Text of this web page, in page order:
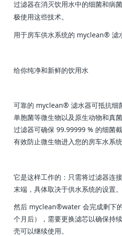
过滤器在消灭饮用水中的细菌和病
极使用这些技术。
用于房车供水系统的 myclean® 滤
给你纯净和新鲜的饮用水
可靠的 myclean® 滤水器可抵抗细
单胞菌等微生物以及原生动物和真
过滤器可确保 99.99999 % 的细菌
有效防止微生物进入您的房车水系统
它是这样工作的：只需将过滤器连
末端，具体取决于供水系统的设置。
然后 myclean®water 会完成剩下
个月后），需要更换滤芯以确保持
壳可以继续使用。